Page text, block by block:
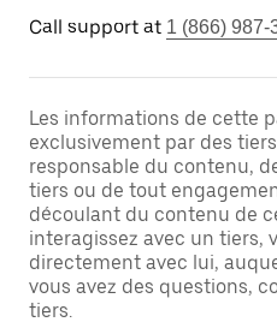
Call support at 1 (866) 987-
Les informations de cette
exclusivement par des
responsable du contenu,
tiers ou de tout
découlant du contenu de
interagissez avec un tiers,
directement avec lui,
vous avez des questions,
tiers.